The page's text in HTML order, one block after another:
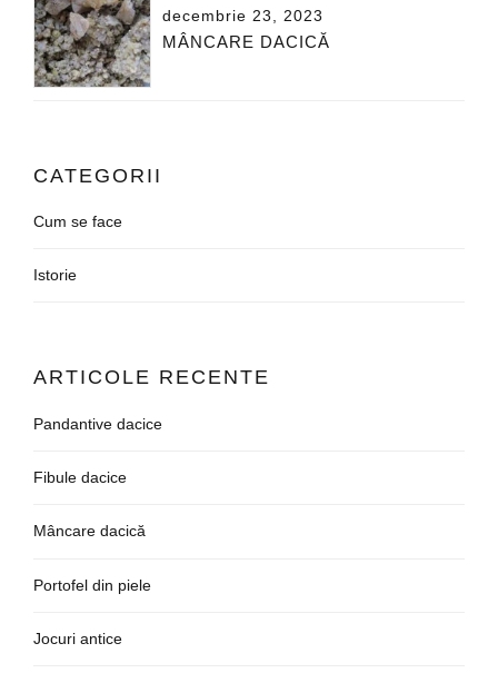
decembrie 23, 2023
MÂNCARE DACICĂ
CATEGORII
Cum se face
Istorie
ARTICOLE RECENTE
Pandantive dacice
Fibule dacice
Mâncare dacică
Portofel din piele
Jocuri antice